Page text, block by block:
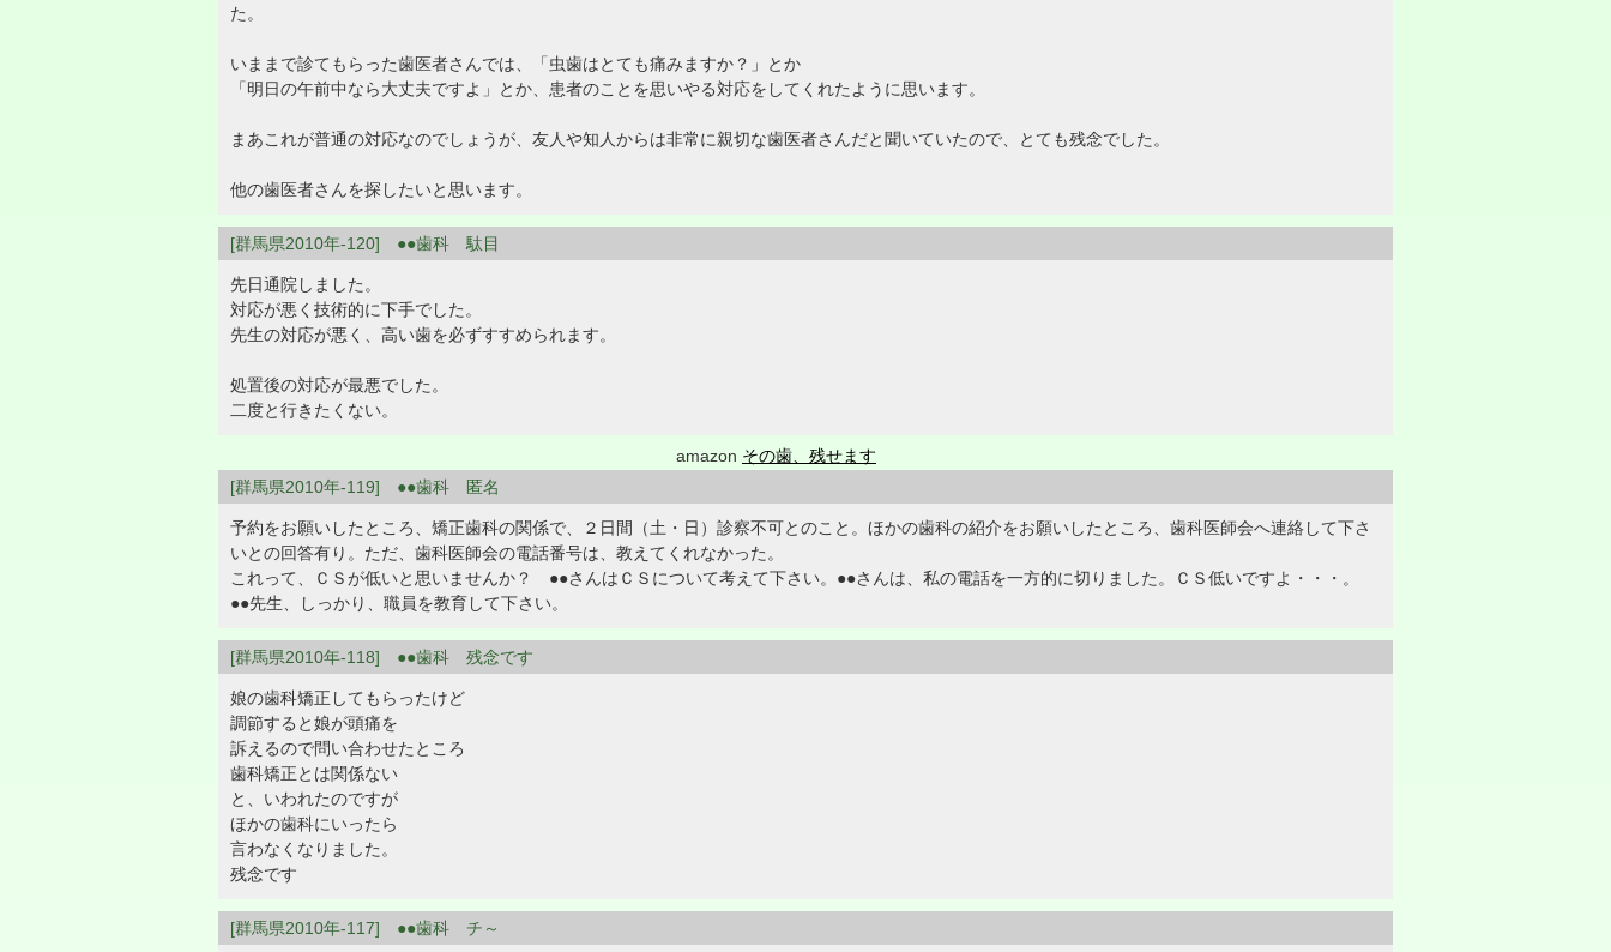
た。
いままで診てもらった歯医者さんでは、「虫歯はとても痛みますか？」とか
「明日の午前中なら大丈夫ですよ」とか、患者のことを思いやる対応をしてくれたように思います。
まあこれが普通の対応なのでしょうが、友人や知人からは非常に親切な歯医者さんだと聞いていたので、とても残念でした。
他の歯医者さんを探したいと思います。
[群馬県2010年-120] ●●歯科 駄目
先日通院しました。
対応が悪く技術的に下手でした。
先生の対応が悪く、高い歯を必ずすすめられます。
処置後の対応が最悪でした。
二度と行きたくない。
amazon その歯、残せます
[群馬県2010年-119] ●●歯科 匿名
予約をお願いしたところ、矯正歯科の関係で、２日間（土・日）診察不可とのこと。ほかの歯科の紹介をお願いしたところ、歯科医師会へ連絡して下さ
いとの回答有り。ただ、歯科医師会の電話番号は、教えてくれなかった。
これって、ＣＳが低いと思いませんか？ ●●さんはＣＳについて考えて下さい。●●さんは、私の電話を一方的に切りました。ＣＳ低いですよ・・・。
●●先生、しっかり、職員を教育して下さい。
[群馬県2010年-118] ●●歯科 残念です
娘の歯科矯正してもらったけど
調節すると娘が頭痛を
訴えるので問い合わせたところ
歯科矯正とは関係ない
と、いわれたのですが
ほかの歯科にいったら
言わなくなりました。
残念です
[群馬県2010年-117] ●●歯科 チ～